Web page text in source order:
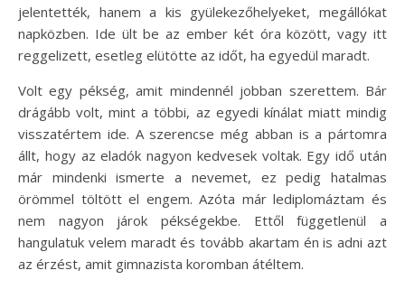
jelentették, hanem a kis gyülekezőhelyeket, megállókat
napközben. Ide ült be az ember két óra között, vagy itt
reggelizett, esetleg elütötte az időt, ha egyedül maradt.
Volt egy pékség, amit mindennél jobban szerettem. Bár
drágább volt, mint a többi, az egyedi kínálat miatt mindig
visszatértem ide. A szerencse még abban is a pártomra
állt, hogy az eladók nagyon kedvesek voltak. Egy idő után
már mindenki ismerte a nevemet, ez pedig hatalmas
örömmel töltött el engem. Azóta már lediplomáztam és
nem nagyon járok pékségekbe. Ettől függetlenül a
hangulatuk velem maradt és tovább akartam én is adni azt
az érzést, amit gimnazista koromban átéltem.